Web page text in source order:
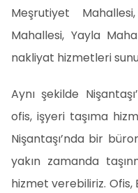
Meşrutiyet
Mahallesi, Yayla
nakliyat hizmetleri
Aynı şekilde
ofis, işyeri taşıma
Nişantaşı’nda bir
yakın zamanda
hizmet verebiliriz. Ofis,